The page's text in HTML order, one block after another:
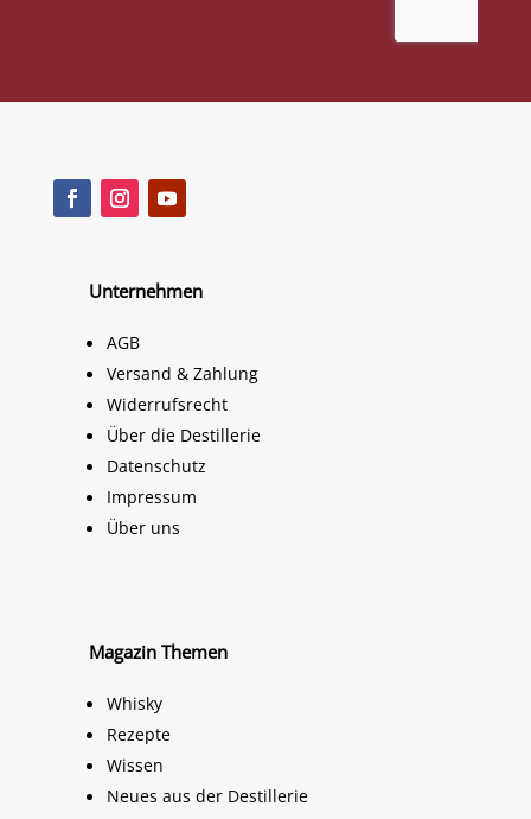
Unternehmen
AGB
Versand & Zahlung
Widerrufsrecht
Über die Destillerie
Datenschutz
Impressum
Über uns
Magazin Themen
Whisky
Rezepte
Wissen
Neues aus der Destillerie